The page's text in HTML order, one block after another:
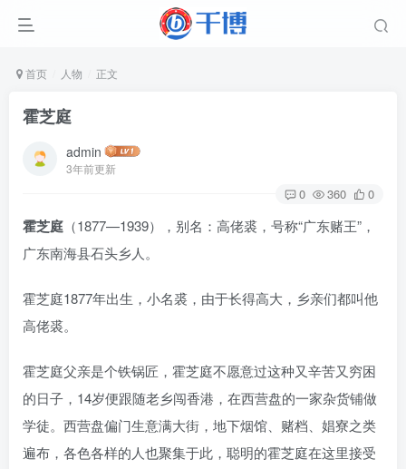
首页 人物 正文
霍芝庭
admin
3年前更新
0 360 0
霍芝庭 （1877—1939），别名：高佬裘，号称“广东赌王”，
广东南海县石头乡人。
霍芝庭1877年出生，小名裘，由于长得高大，乡亲们都叫他
高佬裘。
霍芝庭父亲是个铁锅匠，霍芝庭不愿意过这种又辛苦又穷困
的日子，14岁便跟随老乡闯香港，在西营盘的一家杂货铺做
学徒。西营盘偏门生意满大街，地下烟馆、赌档、娼寮之类
遍布，各色各样的人也聚集于此，聪明的霍芝庭在这里接受